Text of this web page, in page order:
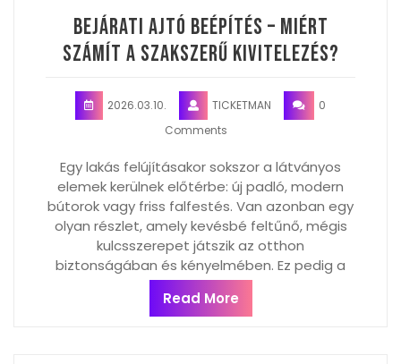
Bejárati ajtó beépítés – miért
számít a szakszerű kivitelezés?
2026.03.10. TICKETMAN
0
Comments
Egy lakás felújításakor sokszor a látványos
elemek kerülnek előtérbe: új padló, modern
bútorok vagy friss falfestés. Van azonban egy
olyan részlet, amely kevésbé feltűnő, mégis
kulcsszerepet játszik az otthon
biztonságában és kényelmében. Ez pedig a
Read More